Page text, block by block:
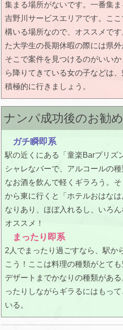
集まる場所がないです。一番集
吉野川サービスエリアです。こ
構いる場所なので、オススメで
た大学生の長期休暇の際には県外
そこで案件を見つけるのがいい
ら降りてきている女の子などは
積極的に行きましょう。
ナンパ成功後のお勧
ガチ瞬即系
駅の近くにある「童楽Barプリズ
シャレなバーで、アルコールの
なお酒を飲んで軽くギラろう。
から東に行くと「ホテルおはな
なりあり、ほぼ入れるし、いろ
オススメ！
まったり即系
2人でまったり過ごすなら、駅か
こう！ここは料理の種類がとて
デザートまでかなりの種類があ
ったりしながらギラるにはもっ
いる。